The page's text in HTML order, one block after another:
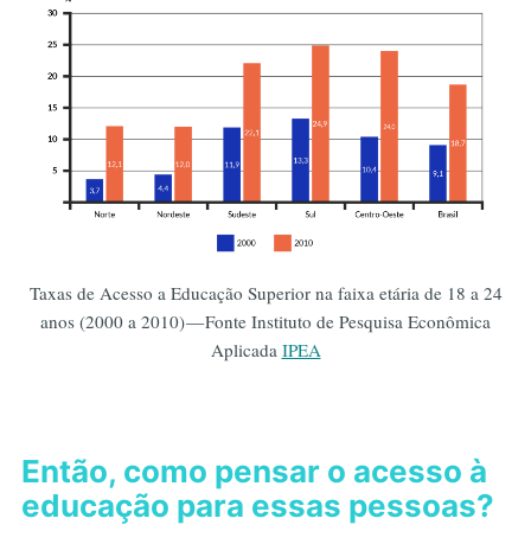
Taxas de Acesso a Educação Superior na faixa etária de 18 a 24
anos (2000 a 2010) — Fonte Instituto de Pesquisa Econômica
Aplicada IPEA
Então, como pensar o acesso à
educação para essas pessoas?